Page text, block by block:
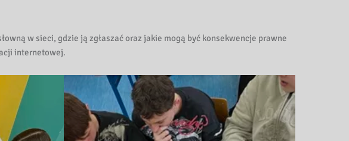
w sieci, gdzie ją zgłaszać oraz jakie mogą być konsekwencje prawne
internetowej.